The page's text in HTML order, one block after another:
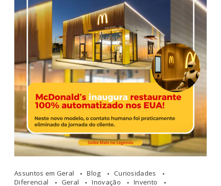
Assuntos em Geral Blog
Curiosidades
Diferencial
Geral Inovação
Invento